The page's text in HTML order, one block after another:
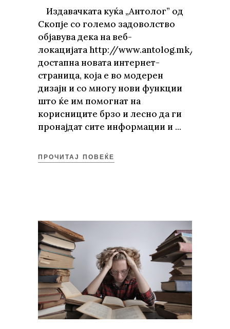
Издавачката куќа „Антолог” од
Скопје со големо задоволство
објавува дека на веб-
локацијата http://www.antolog.mk/ е
достапна новата интернет-
страница, која е во модерен
дизајн и со многу нови функции
што ќе им помогнат на
корисниците брзо и лесно да ги
пронајдат сите информации и
ПРОЧИТАЈ ПОВЕЌЕ